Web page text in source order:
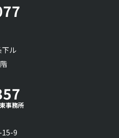
下ル
事務所
15-9